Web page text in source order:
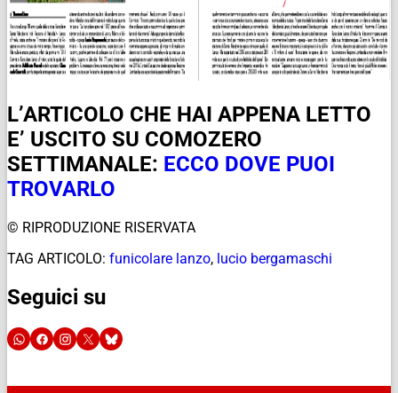
L’ARTICOLO CHE HAI APPENA LETTO
E’ USCITO SU COMOZERO
SETTIMANALE: ECCO DOVE PUOI
TROVARLO
© RIPRODUZIONE RISERVATA
TAG ARTICOLO: funicolare lanzo, lucio bergamaschi
Seguici su